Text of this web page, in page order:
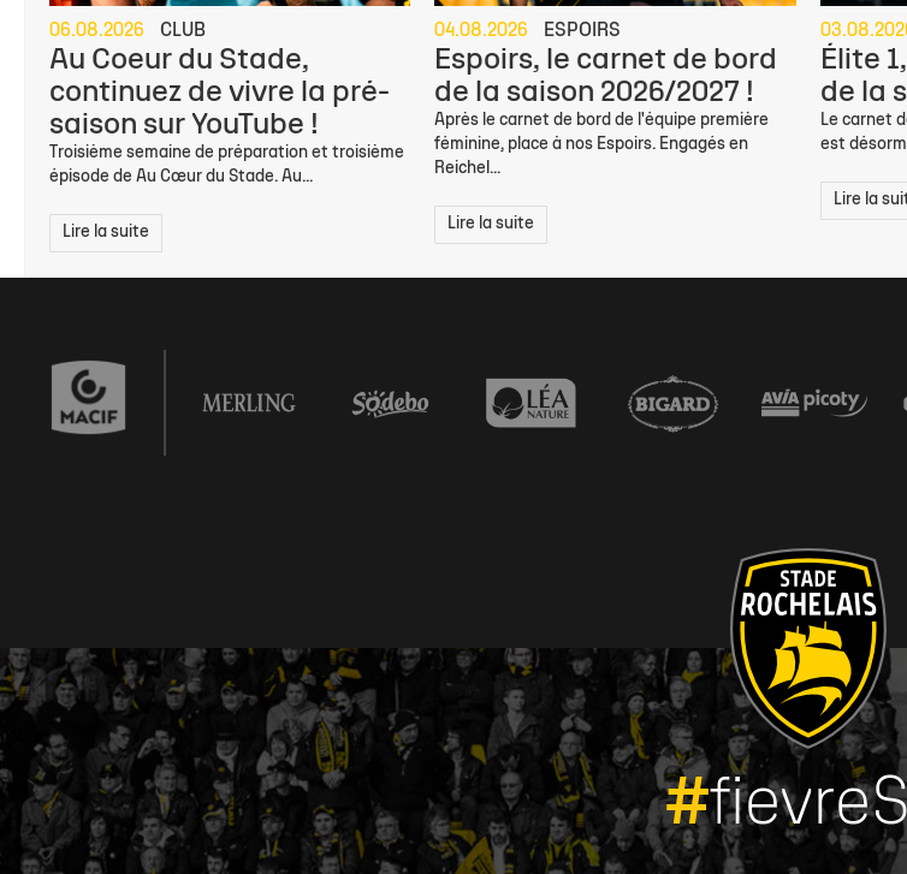
06.08.2026 CLUB
Au Coeur du Stade,
continuez de vivre la pré-
saison sur YouTube !
Troisième semaine de préparation et troisième
épisode de Au Cœur du Stade. Au...
Lire la suite
04.08.2026 ESPOIRS
Espoirs, le carnet de bord
de la saison 2026/2027 !
Après le carnet de bord de l'équipe première
féminine, place à nos Espoirs. Engagés en
Reichel...
Lire la suite
Élite
de la
Le carnet
est
Lire la
#